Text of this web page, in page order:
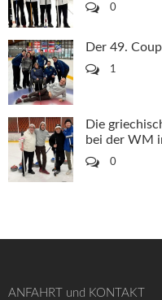
0
Der 49.
1
Die
bei der WM
0
ANFAHRT und KONTAKT